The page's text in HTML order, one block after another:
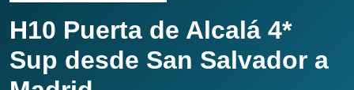
H10 Puerta de Alcalá 4*
Sup desde San Salvador a